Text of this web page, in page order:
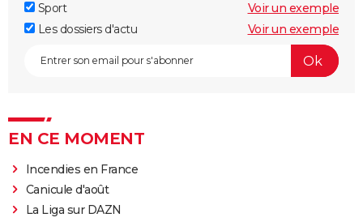
Sport
Voir un exemple
Les dossiers d'actu
Voir un exemple
EN CE MOMENT
Incendies en France
Canicule d'août
La Liga sur DAZN